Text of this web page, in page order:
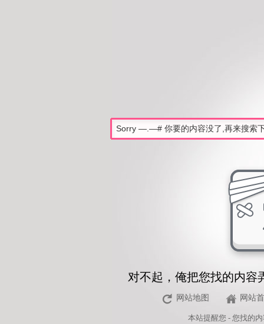
对不起，俺把您找的内容
网站地图 网站
本站提醒您 - 您找的